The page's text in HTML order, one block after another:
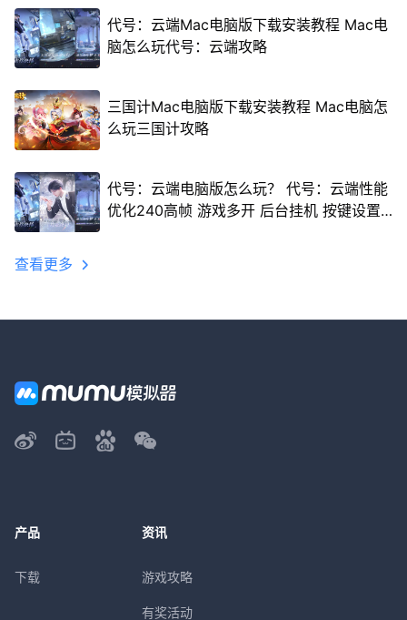
代号：云端Mac电脑版下载安装教程 Mac电
脑怎么玩代号：云端攻略
三国计Mac电脑版下载安装教程 Mac电脑怎
么玩三国计攻略
代号：云端电脑版怎么玩？ 代号：云端性能
优化240高帧 游戏多开 后台挂机 按键设置
查看更多
产品
下载
资讯
游戏攻略
有奖活动